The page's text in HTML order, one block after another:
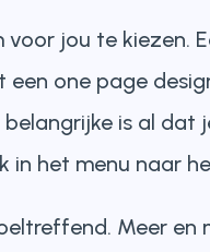
jou te kiezen.
one page
is al dat
in het menu naar
Meer en